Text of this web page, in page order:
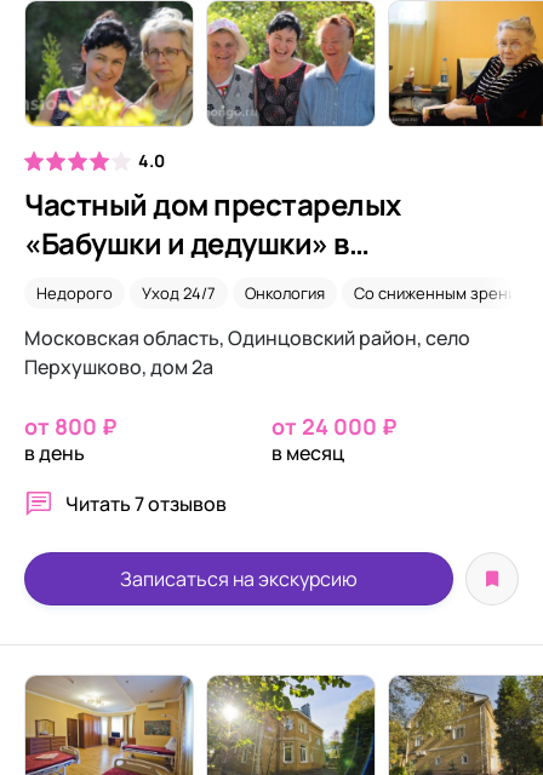
4.0
Частный дом престарелых
«Бабушки и дедушки» в
Перхушково
Недорого Уход 24/7 Онкология Со сниженным зрением
Московская область, Одинцовский район, село
Перхушково, дом 2а
от 800 ₽
в день
от 24 000 ₽
в месяц
Читать7 отзывов
Записаться на экскурсию